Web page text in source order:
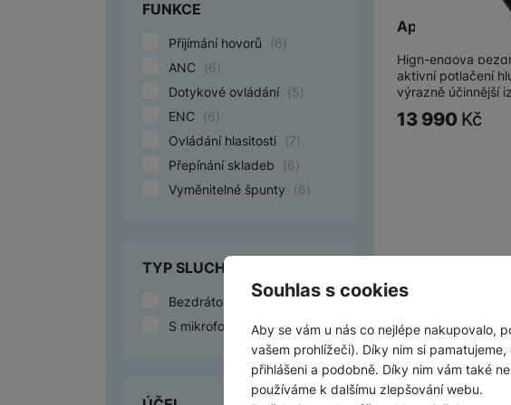
Souhlas s cookies
Aby se vám u nás co nejlépe nakupovalo,
vašem prohlížeči). Díky nim si
přihlášeni a podobně. Díky nim vám také
používáme k dalšímu zlepšování webu.
FUNKCE
Přijímání hovorů (6)
ANC
(6)
Dotykové ovládání (5)
ENC
(6)
Ovládání hlasitosti
(7)
Přepínání skladeb
(6)
Vyměnitelné špunty
(6)
TYP SLUCHÁTEK
Bezdrátová 6)
S mikrofonem (6)
Apple AirPods
High-endová
aktivní potlačení
výrazně účinnější
13 990 Kč